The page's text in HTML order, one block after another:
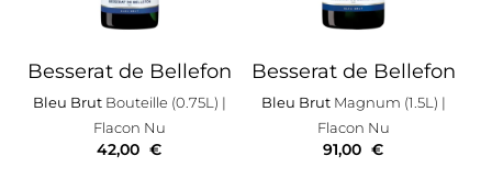
Besserat de Bellefon
Bleu BrutBouteille (0.75L) |
Flacon Nu
42,00 €
Besserat de Bellefon
Bleu BrutMagnum (1.5L) |
Flacon Nu
91,00 €